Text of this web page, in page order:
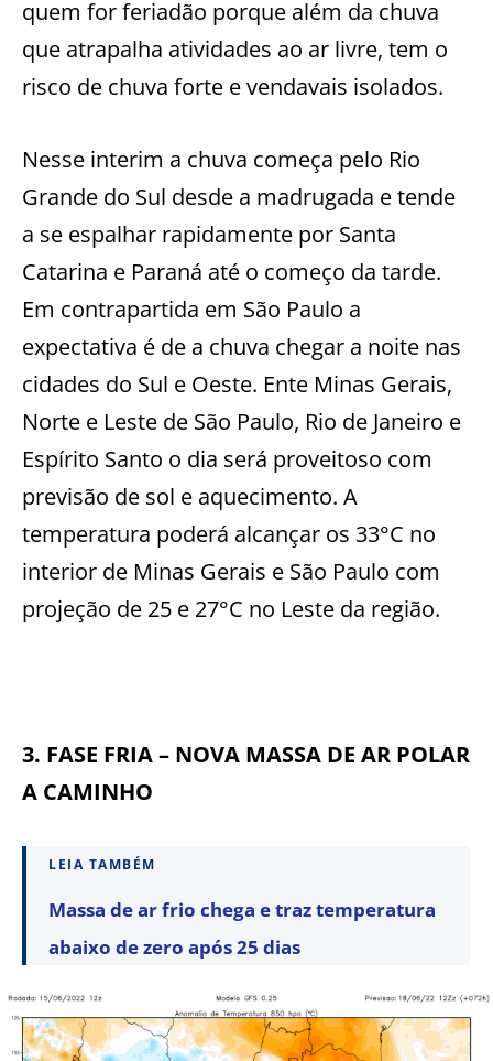
quem for feriadão porque além da chuva
que atrapalha atividades ao ar livre, tem o
risco de chuva forte e vendavais isolados.
Nesse interim a chuva começa pelo Rio
Grande do Sul desde a madrugada e tende
a se espalhar rapidamente por Santa
Catarina e Paraná até o começo da tarde.
Em contrapartida em São Paulo a
expectativa é de a chuva chegar a noite nas
cidades do Sul e Oeste. Ente Minas Gerais,
Norte e Leste de São Paulo, Rio de Janeiro e
Espírito Santo o dia será proveitoso com
previsão de sol e aquecimento. A
temperatura poderá alcançar os 33°C no
interior de Minas Gerais e São Paulo com
projeção de 25 e 27°C no Leste da região.
3. FASE FRIA – NOVA MASSA DE AR POLAR
A CAMINHO
LEIA TAMBÉM
Massa de ar frio chega e traz temperatura
abaixo de zero após 25 dias